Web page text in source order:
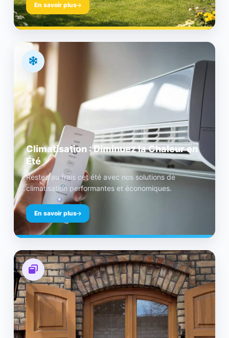
En savoir plus
Climatisation : Diminuez la Chaleur en
Été
Restez au frais cet été avec nos solutions de
climatisation performantes et économiques.
En savoir plus